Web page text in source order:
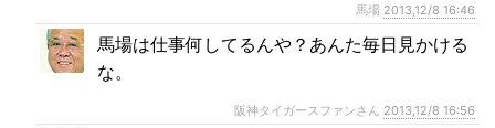
馬場 2013,12/8 16:46
馬場は仕事何してるんや？あんた毎日見かける
な。
阪神タイガースファンさん 2013,12/8 16:56